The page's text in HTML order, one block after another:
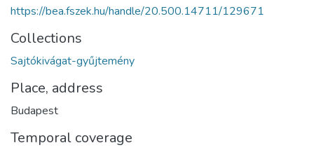
https://bea.fszek.hu/handle/20.500.14711/129671
Collections
Sajtókivágat-gyűjtemény
Place, address
Budapest
Temporal coverage